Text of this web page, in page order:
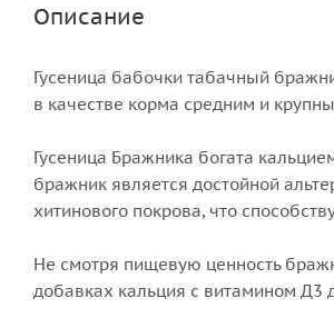
Описание
Гусеница бабочки табачный
в качестве корма средним и
Гусеница Бражника богата
бражник является достойной
хитинового покрова, что
Не смотря пищевую ценность
добавках кальция с витамином Д3